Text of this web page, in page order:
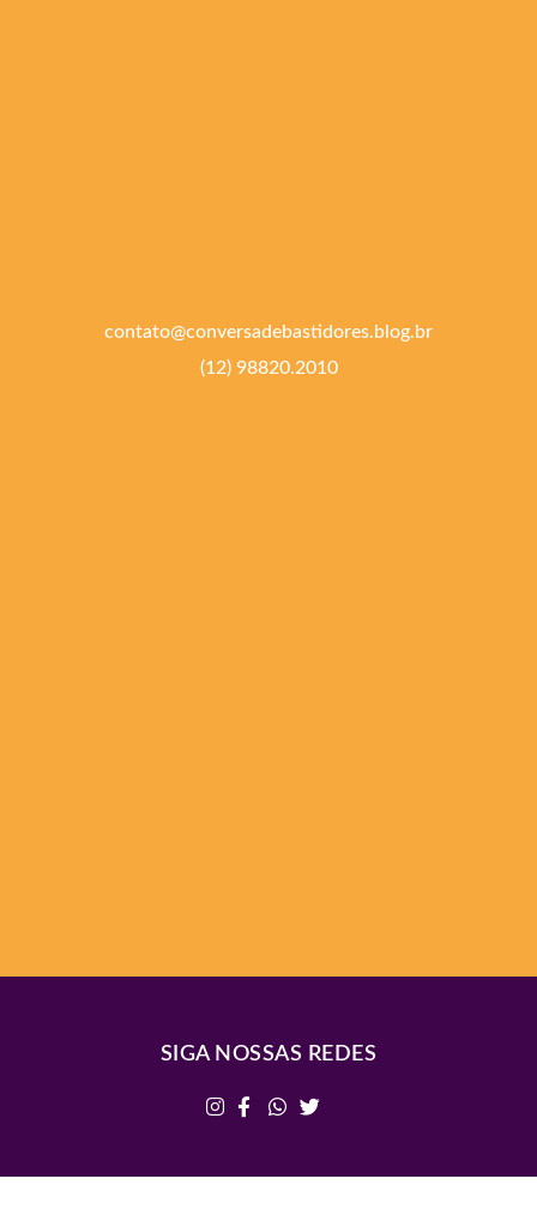
contato@conversadebastidores.blog.br
(12) 98820.2010
SIGA NOSSAS REDES